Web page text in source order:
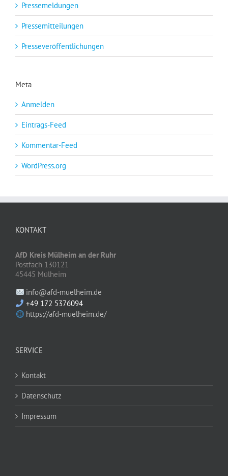
Pressemeldungen
Pressemitteilungen
Presseveröffentlichungen
Meta
Anmelden
Eintrags-Feed
Kommentar-Feed
WordPress.org
KONTAKT
AfD Kreis Mülheim an der Ruhr
Postfach 130121
45445 Mülheim
info@afd-muelheim.de
+49 172 5376094
https://afd-muelheim.de/
SERVICE
Kontakt
Datenschutz
Impressum